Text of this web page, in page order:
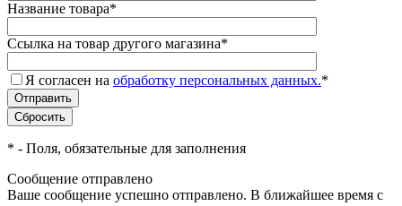
Название товара*
Ссылка на товар другого магазина*
Я согласен на обработку персональных данных.*
* - Поля, обязательные для заполнения
Сообщение отправлено
Ваше сообщение успешно отправлено. В ближайшее время с